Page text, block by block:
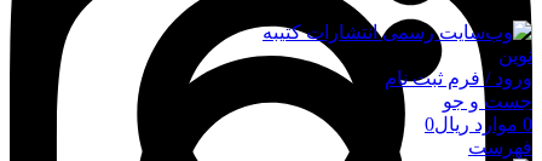
ورود / فرم ثبت نام
جست و جو
0 موارد ریال0
فهرست